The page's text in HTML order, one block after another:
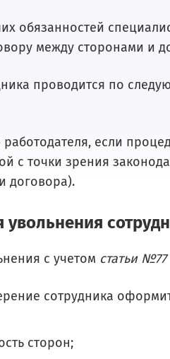
обязанностей
между сторонами и
проводится по
если
с точки зрения
договора).
с учетом статьи №77
сотрудника
сторон;